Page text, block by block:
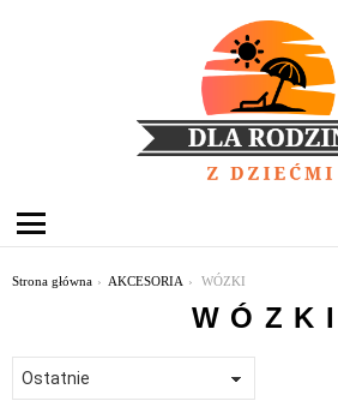
Menu
Jesteś tutaj:
Strona główna AKCESORIA WÓZKI
WÓZKI